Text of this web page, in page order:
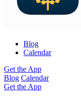
Blog
Calendar
Get the App
Blog Calendar
Get the App